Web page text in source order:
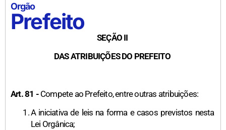
Orgão
Prefeito
SEÇÃO II
DAS ATRIBUIÇÕES DO PREFEITO
Art. 81 -Compete ao Prefeito, entre outras atribuições:
A iniciativa de leis na forma e casos previstos nesta
Lei Orgânica;